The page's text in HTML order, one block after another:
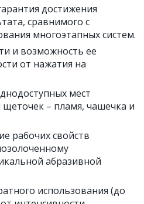
достижения
сравнимого с
многоэтапных систем.
и возможность ее
от нажатия на
мест
– пламя, чашечка и
рабочих свойств
абразивной
использования (до